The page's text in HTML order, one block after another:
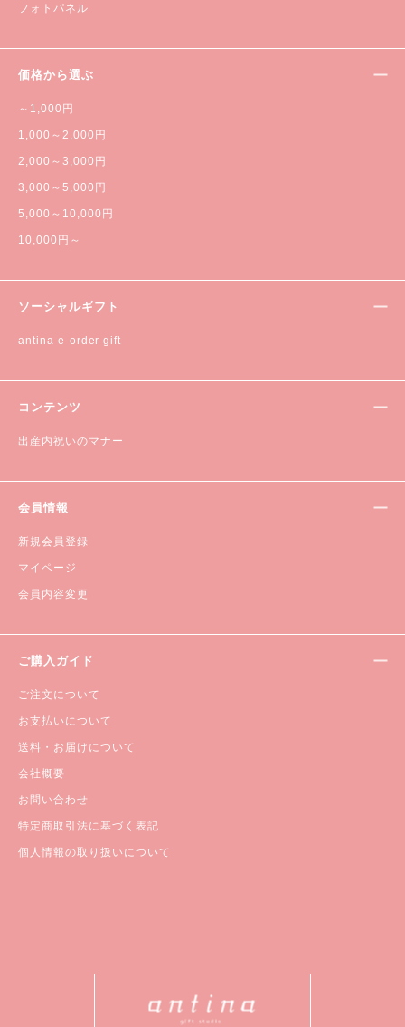
フォトパネル
価格から選ぶ
～1,000円
1,000～2,000円
2,000～3,000円
3,000～5,000円
5,000～10,000円
10,000円～
ソーシャルギフト
antina e-order gift
コンテンツ
出産内祝いのマナー
会員情報
新規会員登録
マイページ
会員内容変更
ご購入ガイド
ご注文について
お支払いについて
送料・お届けについて
会社概要
お問い合わせ
特定商取引法に基づく表記
個人情報の取り扱いについて